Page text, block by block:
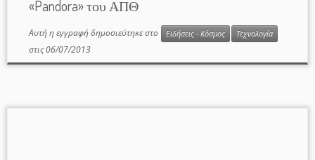
500 συνέδρους από τους χώρους της Ρομποτικής,
της Τεχνητής Νοημοσύνης είναι η ανάπτυξη ενός ή
περισσοτέρων […]
«Pandora» του ΑΠΘ
Αυτή η εγγραφή δημοσιεύτηκε στο Ειδήσεις - Κόσμος Τεχνολογία
στις06/07/2013